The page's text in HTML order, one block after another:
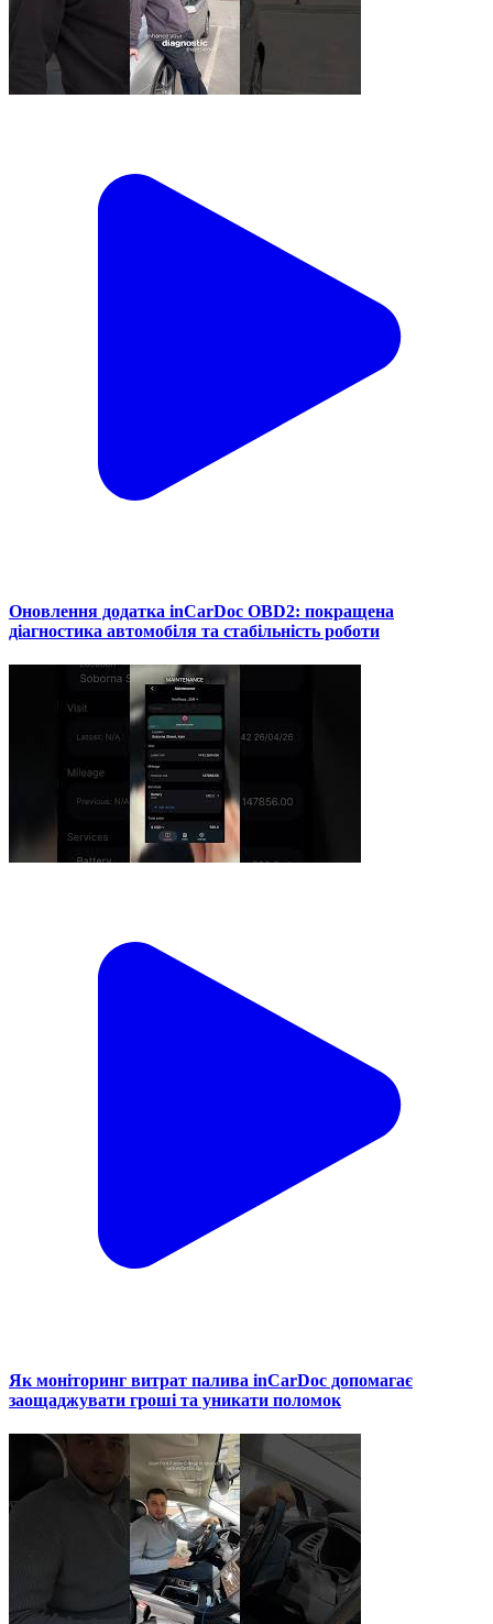
Оновлення додатка inCarDoc OBD2: покращена
діагностика автомобіля та стабільність роботи
Як моніторинг витрат палива inCarDoc допомагає
заощаджувати гроші та уникати поломок